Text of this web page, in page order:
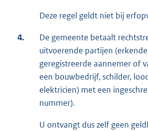
Deze regel geldt niet bij
4.
De gemeente betaalt
uitvoerende partijen
geregistreerde aannemer of
een bouwbedrijf, schilder,
elektricien) met een
nummer).
U ontvangt dus zelf geen